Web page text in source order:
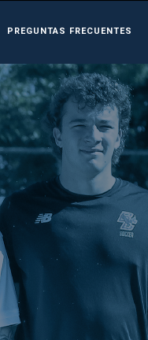
PREGUNTAS FRECUENTES